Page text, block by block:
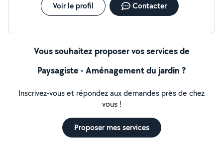
Voir le profil Contacter
Vous souhaitez proposer vos services de
Paysagiste - Aménagement du jardin ?
Inscrivez-vous et répondez aux demandes près de chez
vous !
Proposer mes services